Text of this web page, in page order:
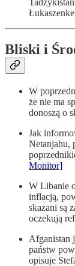
Bliski i
W
że nie ma
donoszą o
Jak
Netanjahu,
Monitor]
W Libanie
inflacją,
skazani są
oczekują
Afganistan
państw
opisuje